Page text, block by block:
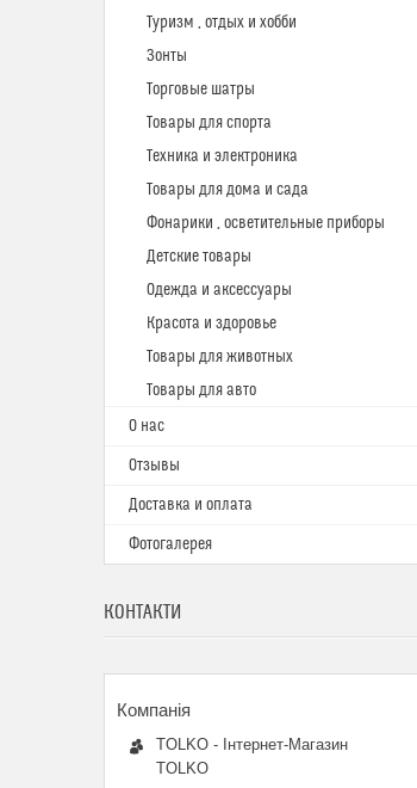
Туризм , отдых и хобби
Зонты
Торговые шатры
Товары для спорта
Техника и электроника
Товары для дома и сада
Фонарики , осветительные приборы
Детские товары
Одежда и аксессуары
Красота и здоровье
Товары для животных
Товары для авто
О нас
Отзывы
Доставка и оплата
Фотогалерея
КОНТАКТИ
TOLKO - Інтернет-Магазин
TOLKO